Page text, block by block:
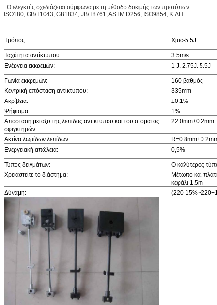
Ο ελεγκτής σχεδιάζεται σύμφωνα με τη μέθοδο δοκιμής των προτύπων:
ISO180, GB/T1043, GB1834, JB/T8761, ASTM D256, ISO9854, Κ.ΛΠ….
Τρόπος: Xjuc-5.5J
Ταχύτητα αντίκτυπου:
3.5m/s
Ενέργεια εκκρεμών:
1 J, 2.75J, 5.5J
Γωνία εκκρεμών:
160 βαθμός
Κεντρική απόσταση αντίκτυπου:
335mm
Ακρίβεια:
±0.1%
Ψήφισμα:
1%
Απόσταση μεταξύ της λεπίδας αντίκτυπου και του στόματος
σφιγκτηρών
22.0mm±0.2mm
Ακτίνα λωρίδων λεπίδων
Ενεργειακή απώλεια:
0,5%
Τύπος δειγμάτων:
Ο καλύτερος
Χρειαστείτε το διάστημα:
Μέτωπο και
κεφάλι 1.5m
Δύναμη:
(220-